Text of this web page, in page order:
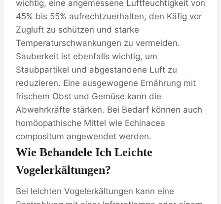
wichtig, eine angemessene Luftfeuchtigkeit von
45% bis 55% aufrechtzuerhalten, den Käfig vor
Zugluft zu schützen und starke
Temperaturschwankungen zu vermeiden.
Sauberkeit ist ebenfalls wichtig, um
Staubpartikel und abgestandene Luft zu
reduzieren. Eine ausgewogene Ernährung mit
frischem Obst und Gemüse kann die
Abwehrkräfte stärken. Bei Bedarf können auch
homöopathische Mittel wie Echinacea
compositum angewendet werden.
Wie Behandele Ich Leichte
Vogelerkältungen?
Bei leichten Vogelerkältungen kann eine